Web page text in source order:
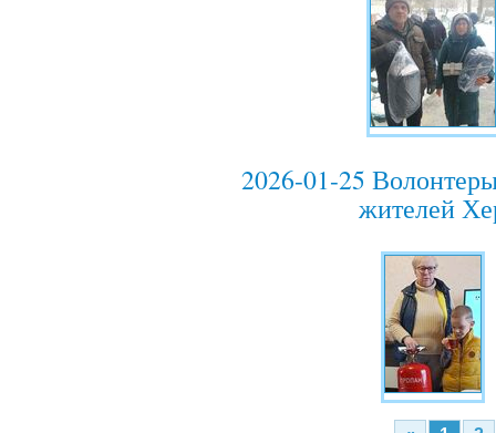
2026-01-25
жителей